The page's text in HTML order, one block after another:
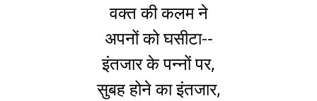
वक्त की कलम ने
अपनों को घसीटा--
इंतजार के पन्नों पर,
सुबह होने का इंतजार,